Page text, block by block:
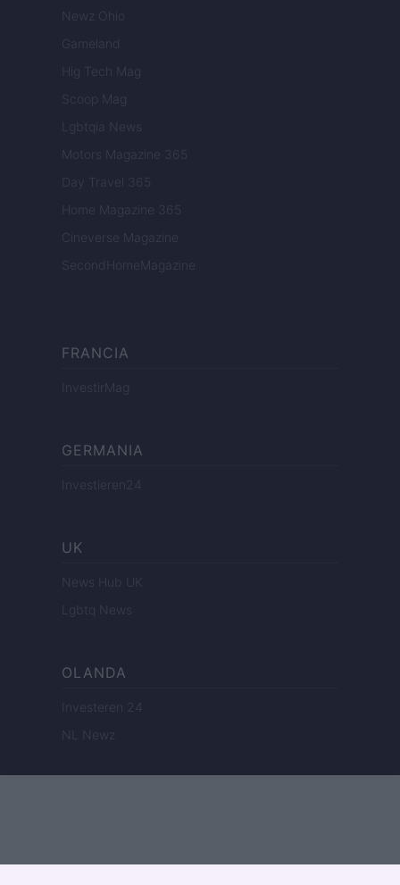
Newz Ohio
Gameland
Hig Tech Mag
Scoop Mag
Lgbtqia News
Motors Magazine 365
Day Travel 365
Home Magazine 365
Cineverse Magazine
SecondHomeMagazine
FRANCIA
InvestirMag
GERMANIA
Investieren24
UK
News Hub UK
Lgbtq News
OLANDA
Investeren 24
NL Newz